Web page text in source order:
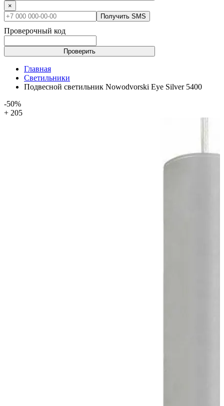
×
Получить SMS
Проверочный код
Проверить
Главная
Светильники
Подвесной светильник Nowodvorski Eye Silver 5400
-50%
+ 205